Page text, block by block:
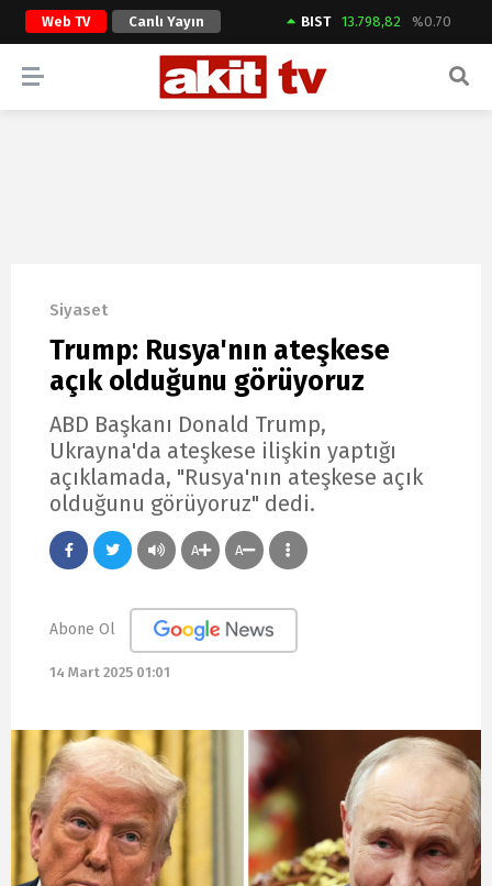
Web TV Canlı Yayın BIST 13.798,82 %0.70
ARAMA YAP
Siyaset
Trump: Rusya'nın ateşkese
açık olduğunu görüyoruz
ABD Başkanı Donald Trump,
Ukrayna'da ateşkese ilişkin yaptığı
açıklamada, "Rusya'nın ateşkese açık
olduğunu görüyoruz" dedi.
A A
Abone Ol
14 Mart 2025 01:01